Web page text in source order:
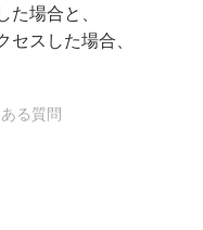
場合と、
スした場合、
る質問